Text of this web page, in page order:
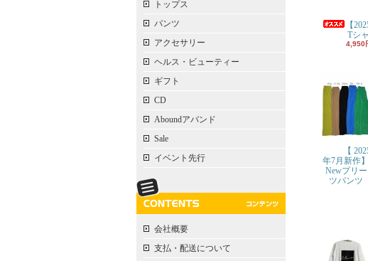
トップス
パンツ
アクセサリー
ヘルス・ビューティー
ギフト
CD
Aboundアバンド
Sale
イベント先行
会社概要
支払・配送について
【
Tシ
4,950
【
年7月新作】
Newプリー
ツパンツ